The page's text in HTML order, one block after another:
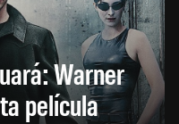
Warner
película